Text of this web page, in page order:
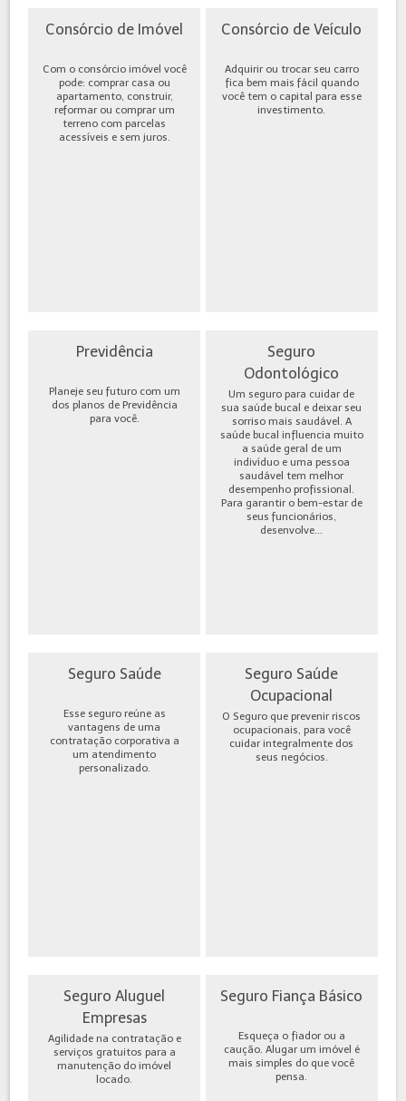
Consórcio de Imóvel
Com o consórcio imóvel você
pode: comprar casa ou
apartamento, construir,
reformar ou comprar um
terreno com parcelas
acessíveis e sem juros.
Consórcio de Veículo
Adquirir ou trocar seu carro
fica bem mais fácil quando
você tem o capital para esse
investimento.
Previdência
Planeje seu futuro com um
dos planos de Previdência
para você.
Seguro
Odontológico
Um seguro para cuidar de
sua saúde bucal e deixar seu
sorriso mais saudável. A
saúde bucal influencia muito
a saúde geral de um
indivíduo e uma pessoa
saudável tem melhor
desempenho profissional.
Para garantir o bem-estar de
seus funcionários,
desenvolve...
Seguro Saúde
Esse seguro reúne as
vantagens de uma
contratação corporativa a
um atendimento
personalizado.
Seguro Saúde
Ocupacional
O Seguro que prevenir riscos
ocupacionais, para você
cuidar integralmente dos
seus negócios.
Seguro Aluguel
Empresas
Agilidade na contratação e
serviços gratuitos para a
manutenção do imóvel
locado.
Seguro Fiança Básico
Esqueça o fiador ou a
caução. Alugar um imóvel é
mais simples do que você
pensa.